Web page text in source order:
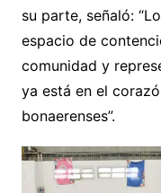
su parte, señaló:
espacio de
comunidad y
ya está en el
bonaerenses”.